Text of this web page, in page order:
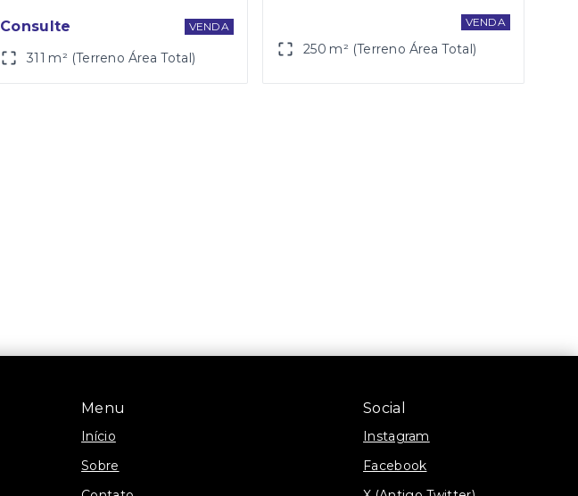
Consulte VENDA
311 m² (Terreno Área Total)
VENDA
250 m² (Terreno Área Total)
Menu
Início
Sobre
Social
Instagram
Facebook